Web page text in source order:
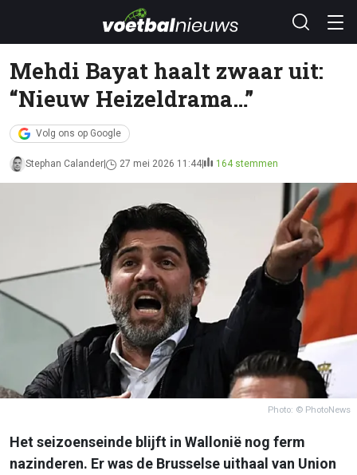
Mehdi Bayat haalt zwaar uit:
“Nieuw Heizeldrama…”
Volg ons op Google
Stephan Calander 27 mei 2026 11:44 164 stemmen
Photo: © PhotoNews
Het seizoenseinde blijft in Wallonië nog ferm
nazinderen. Er was de Brusselse uithaal van Union